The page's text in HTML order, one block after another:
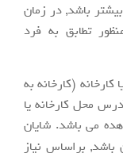
باشد, در زمان
تطابق به فرد
کارخانه (کارخانه به
محل کارخانه یا
می باشد. شایان
براساس نیاز